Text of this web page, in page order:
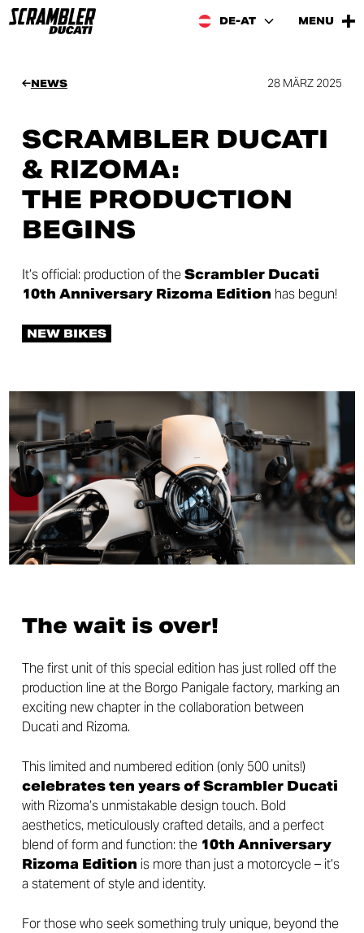
DE-AT MENU
NEWS 28 MÄRZ 2025
SCRAMBLER DUCATI
& RIZOMA:
THE PRODUCTION
BEGINS
It’s official: production of theScrambler Ducati
10th Anniversary Rizoma Edition has begun!
NEW BIKES
The wait is over!
The first unit of this special edition has just rolled off the
production line at the Borgo Panigale factory, marking an
exciting new chapter in the collaboration between
Ducati and Rizoma.
This limited and numbered edition (only 500 units!)
celebrates ten years of Scrambler Ducati
with Rizoma’s unmistakable design touch. Bold
aesthetics, meticulously crafted details, and a perfect
blend of form and function: the 10th Anniversary
Rizoma Edition is more than just a motorcycle – it’s
a statement of style and identity.
For those who seek something truly unique, beyond the